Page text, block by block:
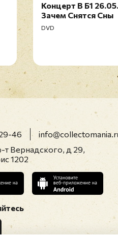
Концерт В Б1
Зачем Снятся Сны
DVD
46
т Вернадского, д 29,
1202